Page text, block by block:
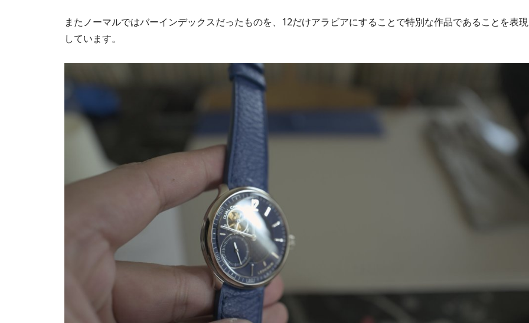
またノーマルではバーインデックスだったものを、12だけアラビアにすることで特別な作品であることを表現
しています。